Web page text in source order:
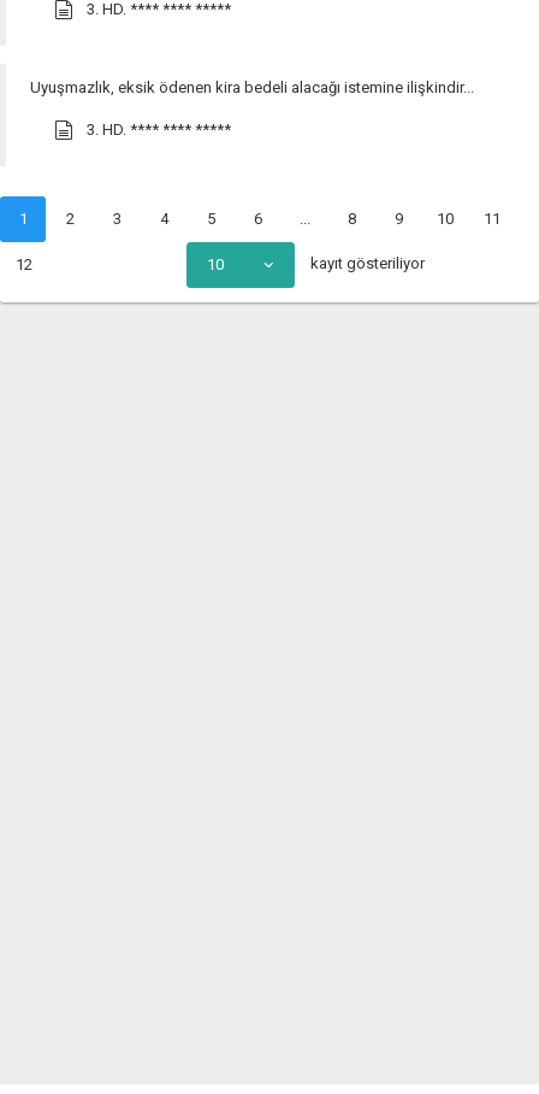
3. HD. **** **** *****
Uyuşmazlık, eksik ödenen kira bedeli alacağı istemine ilişkindir...
3. HD. **** **** *****
1 2 3 4 5 6 ... 8 9 10 11
12 10 kayıt gösteriliyor